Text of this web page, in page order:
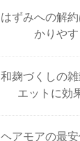
はずみへの解
かりやす
和麹づくしの
エットに効
ヘアモアの最